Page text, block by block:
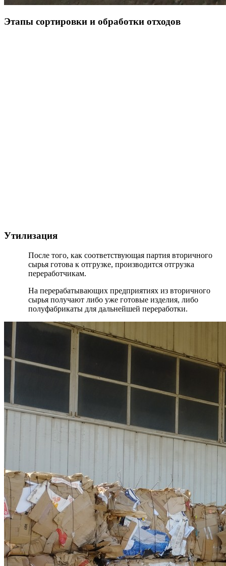
Этапы сортировки и обработки отходов
Утилизация
После того, как соответствующая партия вторичного
сырья готова к отгрузке, производится отгрузка
переработчикам.
На перерабатывающих предприятиях из вторичного
сырья получают либо уже готовые изделия, либо
полуфабрикаты для дальнейшей переработки.